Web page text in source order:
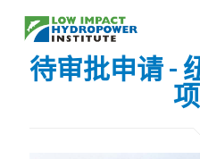
待审批申请 -